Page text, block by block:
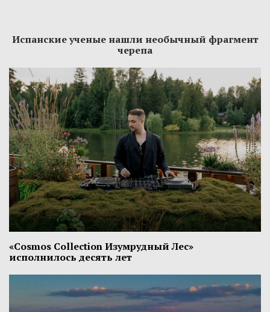
Испанские ученые нашли необычный фрагмент
черепа
«Cosmos Collection Изумрудный Лес»
исполнилось десять лет